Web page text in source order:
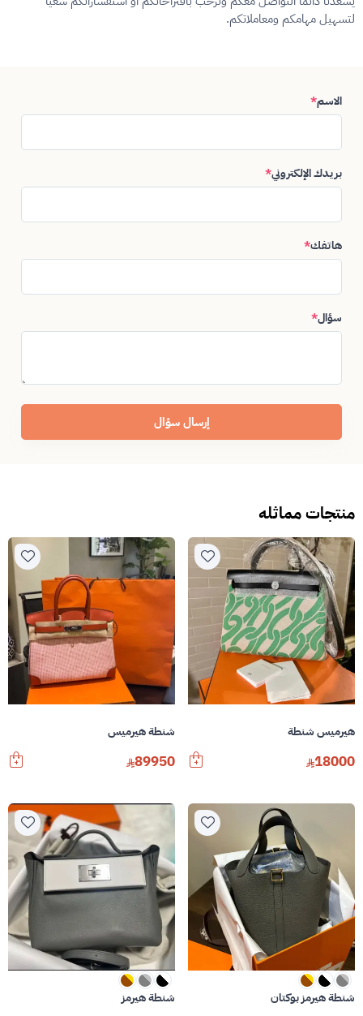
لتسهيل مهامكم ومعاملاتكم.
الاسم*
بريدك الإلكتروني*
هاتفك*
سؤال*
إرسال سؤال
منتجات مماثله
هيرميس شنطة
18000
شنطة هيرميس
89950
شنطة هيرمز بوكتان شنطة هيرمز